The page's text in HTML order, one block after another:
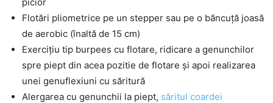
Flotări pliometrice pe un stepper sau pe o băncuță joasă
de aerobic (înaltă de 15 cm)
Exercițiu tip burpees cu flotare, ridicare a genunchilor
spre piept din acea pozitie de flotare și apoi realizarea
unei genuflexiuni cu săritură
Alergarea cu genunchii la piept, săritul coardei